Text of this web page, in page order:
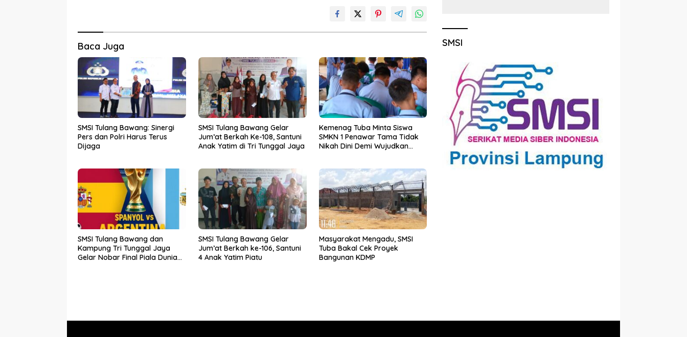
Baca Juga
SMSI Tulang Bawang: Sinergi
Pers dan Polri Harus Terus
Dijaga
SMSI Tulang Bawang Gelar
Jum’at Berkah Ke-108, Santuni
Anak Yatim di Tri Tunggal Jaya
Kemenag Tuba Minta Siswa
SMKN 1 Penawar Tama Tidak
Nikah Dini Demi Wujudkan
SMSI Tulang Bawang dan
Kampung Tri Tunggal Jaya
Gelar Nobar Final Piala Dunia
SMSI Tulang Bawang Gelar
Jum’at Berkah ke-106, Santuni
4 Anak Yatim Piatu
Masyarakat Mengadu, SMSI
Tuba Bakal Cek Proyek
Bangunan KDMP
SMSI